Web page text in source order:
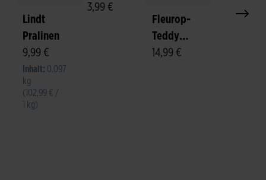
Lindt
Pralinen
9,99 €
Inhalt: 0.097
kg
(102,99 € /
1 kg)
3,99 €
Fleurop-
Teddy
"Felix"
14,99 €